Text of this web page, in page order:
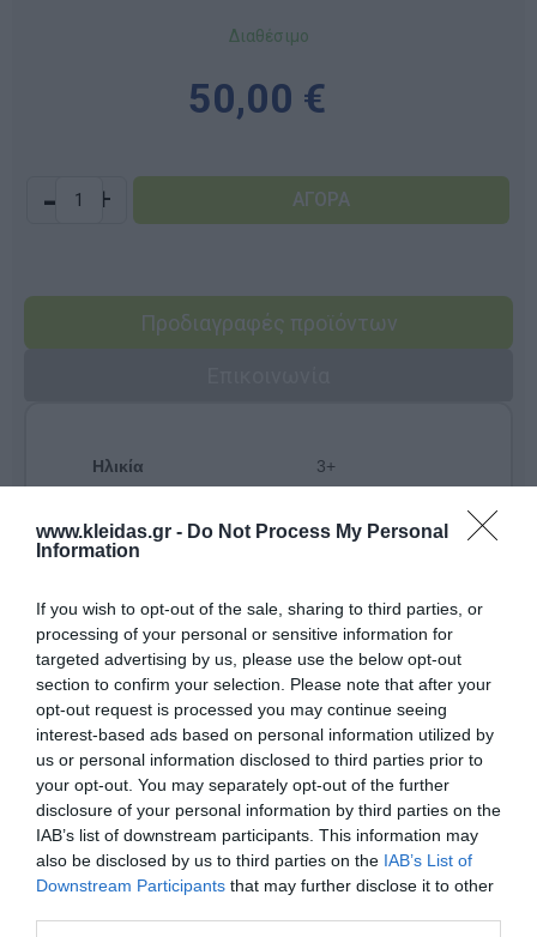
www.kleidas.gr - Do Not Process My Personal
Information
If you wish to opt-out of the sale, sharing to third parties, or
processing of your personal or sensitive information for
targeted advertising by us, please use the below opt-out
section to confirm your selection. Please note that after your
opt-out request is processed you may continue seeing
interest-based ads based on personal information utilized by
us or personal information disclosed to third parties prior to
your opt-out. You may separately opt-out of the further
disclosure of your personal information by third parties on the
IAB’s list of downstream participants. This information may
also be disclosed by us to third parties on the IAB’s List of
Downstream Participants that may further disclose it to other
Διαθέσιμο
50,00 €
- +
Προδιαγραφές προϊόντων
Ηλικία 3+
Από το 1994, η αγγλικήLearning Resourcesηγείται
στον χώρο των εκπαιδευτικών παιχνιδιών,